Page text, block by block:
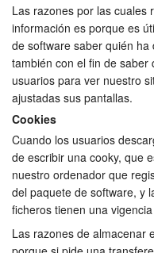
Las razones por las cuales
información es porque es
de software saber quién
también con el fin de
usuarios para ver nuestro
ajustadas sus pantallas.
Cookies
Cuando los usuarios
de escribir una cooky, que
nuestro ordenador que
del paquete de software, y
ficheros tienen una
Las razones de almacenar